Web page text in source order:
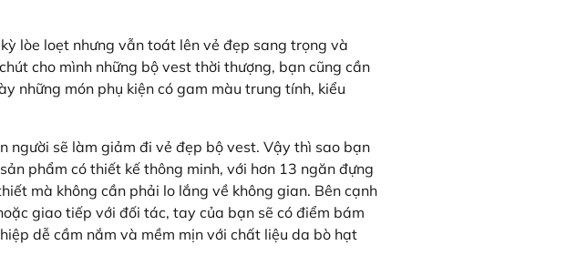
lòe loẹt nhưng vẫn toát lên vẻ đẹp sang trọng và
cho mình những bộ vest thời thượng, bạn cũng cần
những món phụ kiện có gam màu trung tính, kiểu
người sẽ làm giảm đi vẻ đẹp bộ vest. Vậy thì sao bạn
phẩm có thiết kế thông minh, với hơn 13 ngăn đựng
mà không cần phải lo lắng về không gian. Bên cạnh
giao tiếp với đối tác, tay của bạn sẽ có điểm bám
dễ cầm nắm và mềm mịn với chất liệu da bò hạt